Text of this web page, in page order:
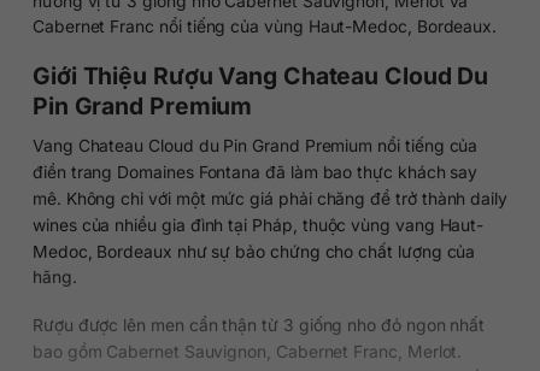
Cabernet Franc nổi tiếng của vùng Haut-Medoc, Bordeaux.
Giới Thiệu Rượu Vang Chateau Cloud Du
Pin Grand Premium
Vang Chateau Cloud du Pin Grand Premium nổi tiếng của
điền trang Domaines Fontana đã làm bao thực khách say
mê. Không chỉ với một mức giá phải chăng để trở thành daily
wines của nhiều gia đình tại Pháp, thuộc vùng vang Haut-
Medoc, Bordeaux như sự bảo chứng cho chất lượng của
hãng.
Rượu được lên men cẩn thận từ 3 giống nho đỏ ngon nhất
bao gồm Cabernet Sauvignon, Cabernet Franc, Merlot.